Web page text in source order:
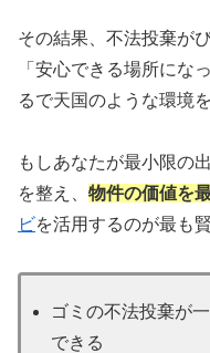
その結果、不法投棄が
「安心できる場所にな
るで天国のような環境
もしあなたが最小限の
を整え、 物件の価値を
ビを活用するのが最も
ゴミの不法投棄が
できる